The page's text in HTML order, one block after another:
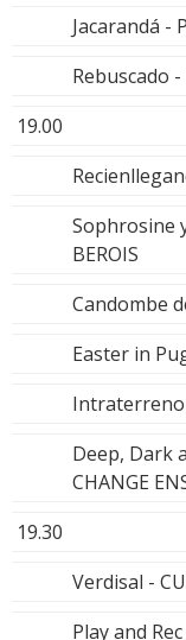
Jacarandá -
Rebuscado -
19.00
Sophrosine
BEROIS
Candombe
Easter in
Intraterreno
Deep, Dark
CHANGE
19.30
Verdisal -
Play and